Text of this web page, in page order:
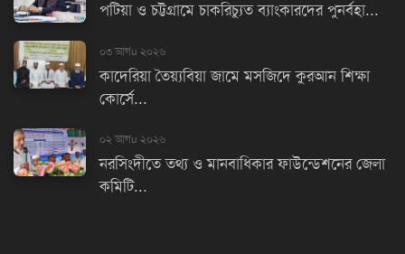
পটিয়া ও চট্টগ্রামে চাকরিচ্যুত ব্যাংকারদের পুনর্বহা...
০৩ আগu ২০২৬
কাদেরিয়া তৈয়্যবিয়া জামে মসজিদে কুরআন শিক্ষা
কোর্সে...
০২ আগu ২০২৬
নরসিংদীতে তথ্য ও মানবাধিকার ফাউন্ডেশনের জেলা
কমিটি...